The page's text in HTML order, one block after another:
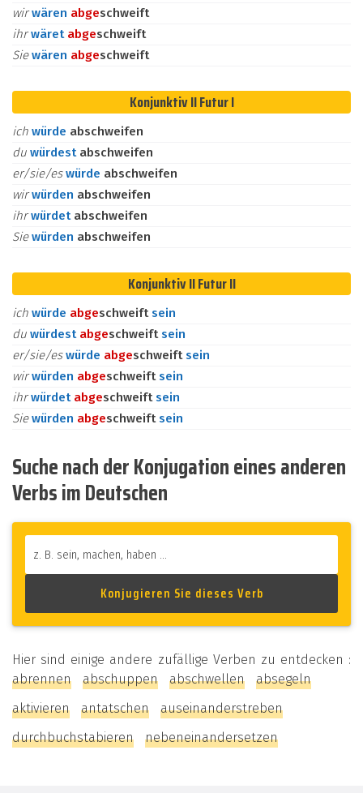
wirwären abgeschweift
ihrwäret abgeschweift
Siewären abgeschweift
Konjunktiv II Futur I
ich würde abschweifen
du würdest abschweifen
er/sie/eswürde abschweifen
wirwürden abschweifen
ihrwürdet abschweifen
Siewürden abschweifen
Konjunktiv II Futur II
ich würde abgeschweiftsein
du würdest abgeschweiftsein
er/sie/eswürde abgeschweiftsein
wirwürden abgeschweiftsein
ihrwürdet abgeschweiftsein
Siewürden abgeschweiftsein
Suche nach der Konjugation eines anderen
Verbs im Deutschen
Hier sind einige andere zufällige Verben zu entdecken :
abrennen
abschuppen abschwellen
absegeln
aktivieren
antatschen
auseinanderstreben
durchbuchstabieren
nebeneinandersetzen